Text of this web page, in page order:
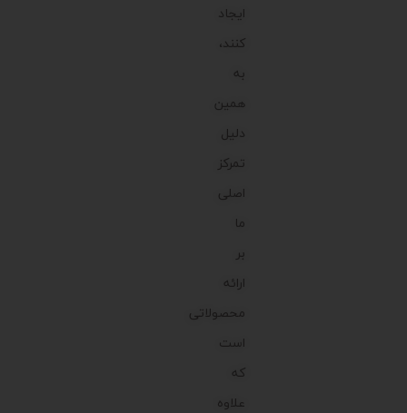
ایجاد
کنند،
به
همین
دلیل
تمرکز
اصلی
ما
بر
ارائه
محصولاتی
است
که
علاوه